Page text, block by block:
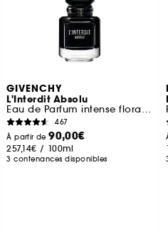
GIVENCHY
L'Interdit Absolu
Eau de Parfum intense florale boisée ambrée pour femme
467
À partir de90,00€
257,14€ / 100ml
3 contenances disponibles